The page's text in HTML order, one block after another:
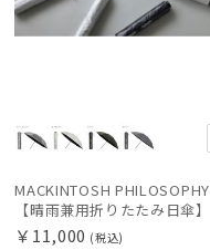
estaa
フルラ
Fuwacool®
MACKINTOSH PHILOSOPHY
￥11,000 (税込)